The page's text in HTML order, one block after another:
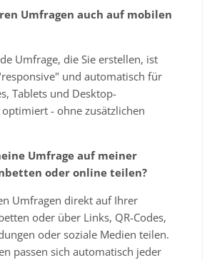
Umfragen auch auf mobilen
Umfrage, die Sie erstellen, ist
und automatisch für
Tablets und Desktop-
- ohne zusätzlichen
Umfrage auf meiner
oder online teilen?
Umfragen direkt auf Ihrer
oder über Links, QR-Codes,
oder soziale Medien teilen.
passen sich automatisch jeder